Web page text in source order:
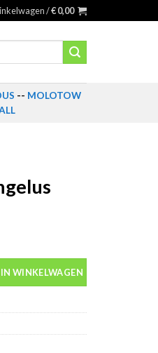
/€0,00
-- MOLOTOW
IN WINKELWAGEN